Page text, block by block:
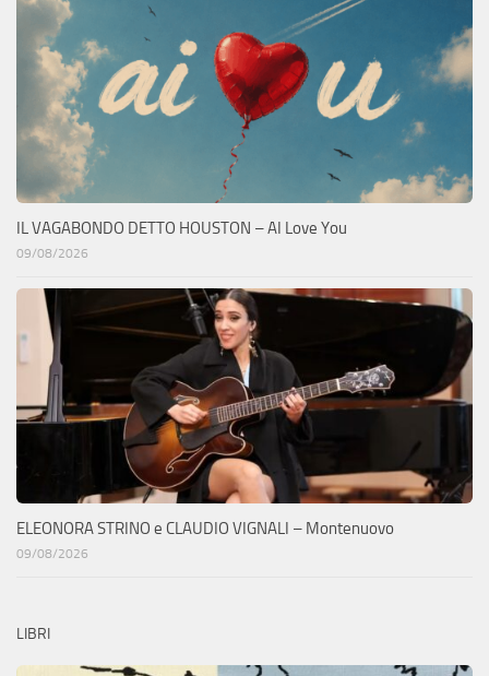
IL VAGABONDO DETTO HOUSTON – AI Love You
09/08/2026
ELEONORA STRINO e CLAUDIO VIGNALI – Montenuovo
09/08/2026
LIBRI